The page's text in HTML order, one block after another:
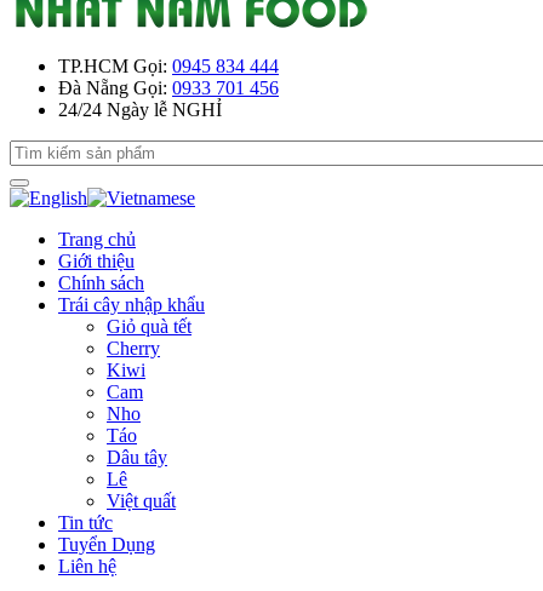
TP.HCM Gọi: 0945 834 444
Đà Nẵng Gọi: 0933 701 456
24/24 Ngày lễ NGHỈ
Trang chủ
Giới thiệu
Chính sách
Trái cây nhập khẩu
Giỏ quà tết
Cherry
Kiwi
Cam
Nho
Táo
Dâu tây
Lê
Việt quất
Tin tức
Tuyển Dụng
Liên hệ